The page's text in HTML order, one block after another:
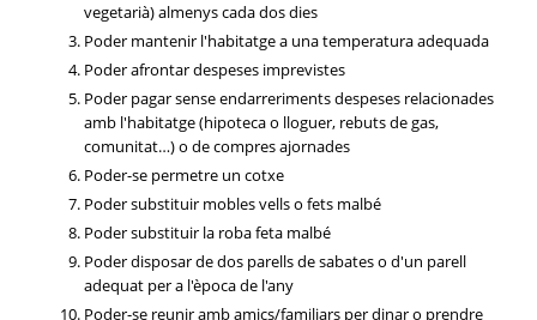
vegetarià) almenys cada dos dies
Poder mantenir l'habitatge a una temperatura adequada
Poder afrontar despeses imprevistes
Poder pagar sense endarreriments despeses relacionades
amb l'habitatge (hipoteca o lloguer, rebuts de gas,
comunitat…) o de compres ajornades
Poder-se permetre un cotxe
Poder substituir mobles vells o fets malbé
Poder substituir la roba feta malbé
Poder disposar de dos parells de sabates o d'un parell
adequat per a l'època de l'any
Poder-se reunir amb amics/familiars per dinar o prendre